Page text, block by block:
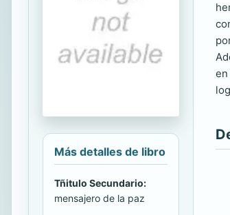
Más detalles de libro
Tñitulo Secundario:
mensajero de la paz
en